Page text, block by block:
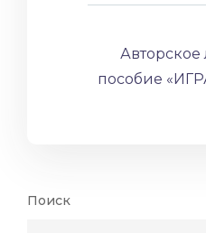
Авторское
пособие
Поиск